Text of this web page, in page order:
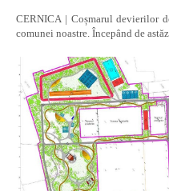
CERNICA | Coșmarul devierilor
comunei noastre. Începând de